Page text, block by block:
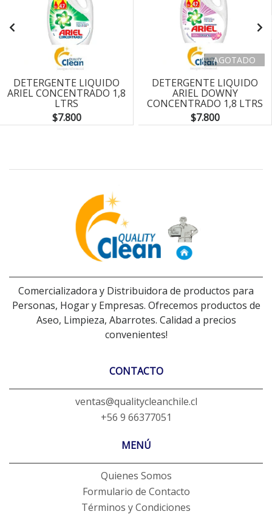
DETERGENTE LIQUIDO
ARIEL CONCENTRADO 1,8
LTRS
$7.800
AGOTADO
DETERGENTE LIQUIDO
ARIEL DOWNY
CONCENTRADO 1,8 LTRS
$7.800
Comercializadora y Distribuidora de productos para
Personas, Hogar y Empresas. Ofrecemos productos de
Aseo, Limpieza, Abarrotes. Calidad a precios
convenientes!
CONTACTO
ventas@qualitycleanchile.cl
+56 9 66377051
MENÚ
Quienes Somos
Formulario de Contacto
Términos y Condiciones